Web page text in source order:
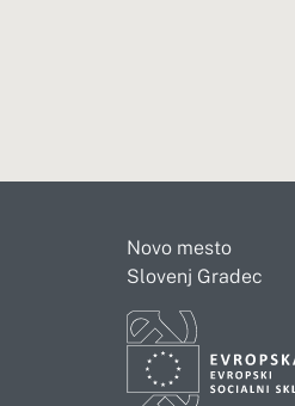
Novo mesto
Slovenj Gradec